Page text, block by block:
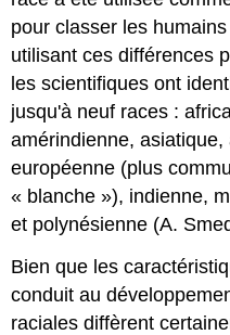
pour classer les
utilisant ces différences
les scientifiques ont
jusqu'à neuf races :
amérindienne,
européenne (plus
« blanche »), indienne,
et polynésienne (A.
Bien que les
conduit au
raciales diffèrent